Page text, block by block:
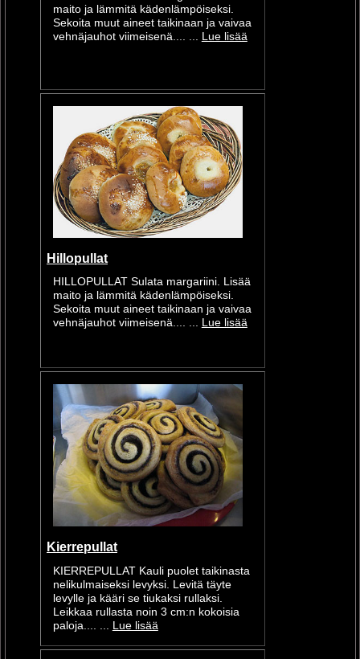
maito ja lämmitä kädenlämpöiseksi.
Sekoita muut aineet taikinaan ja vaivaa
vehnäjauhot viimeisenä.... ...
Lue lisää
Hillopullat
HILLOPULLAT Sulata margariini. Lisää
maito ja lämmitä kädenlämpöiseksi.
Sekoita muut aineet taikinaan ja vaivaa
vehnäjauhot viimeisenä.... ... Lue lisää
Kierrepullat
KIERREPULLAT Kauli puolet taikinasta
nelikulmaiseksi levyksi. Levitä täyte
levylle ja kääri se tiukaksi rullaksi.
Leikkaa rullasta noin 3 cm:n kokoisia
paloja.... ...
Lue lisää